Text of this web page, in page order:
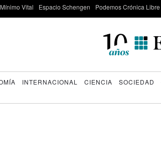
Vital Espacio Schengen Podemos Crónica Libre
INTERNACIONAL CIENCIA SOCIEDAD